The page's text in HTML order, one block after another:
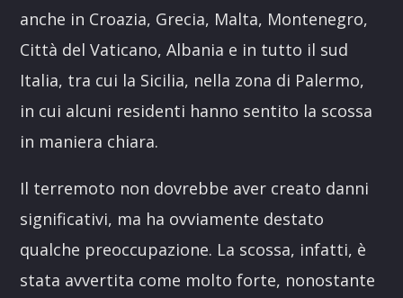
anche in Croazia, Grecia, Malta, Montenegro,
Città del Vaticano, Albania e in tutto il sud
Italia, tra cui la Sicilia, nella zona di Palermo,
in cui alcuni residenti hanno sentito la scossa
in maniera chiara.
Il terremoto non dovrebbe aver creato danni
significativi, ma ha ovviamente destato
qualche preoccupazione. La scossa, infatti, è
stata avvertita come molto forte, nonostante